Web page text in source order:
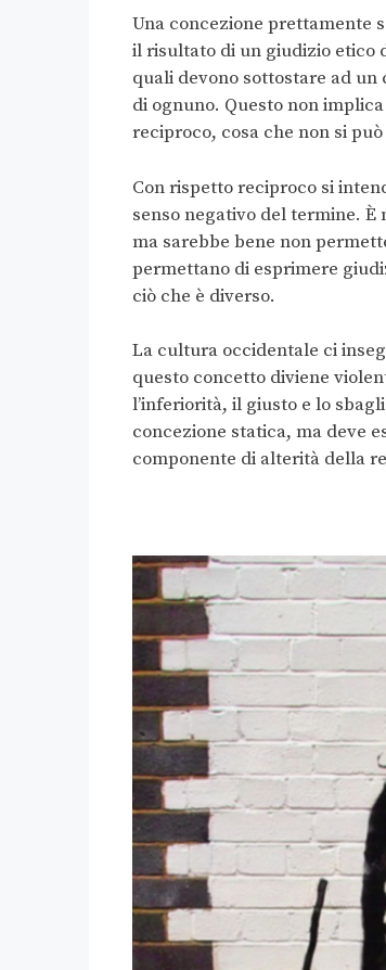
Una concezione prettamente
il risultato di un giudizio etico
quali devono sottostare ad
di ognuno. Questo non
reciproco, cosa che non si
Con rispetto reciproco si
senso negativo del termine.
ma sarebbe bene non
permettano di esprimere
ciò che è diverso.
La cultura occidentale ci
questo concetto diviene
l’inferiorità, il giusto e lo
concezione statica, ma deve
componente di alterità della